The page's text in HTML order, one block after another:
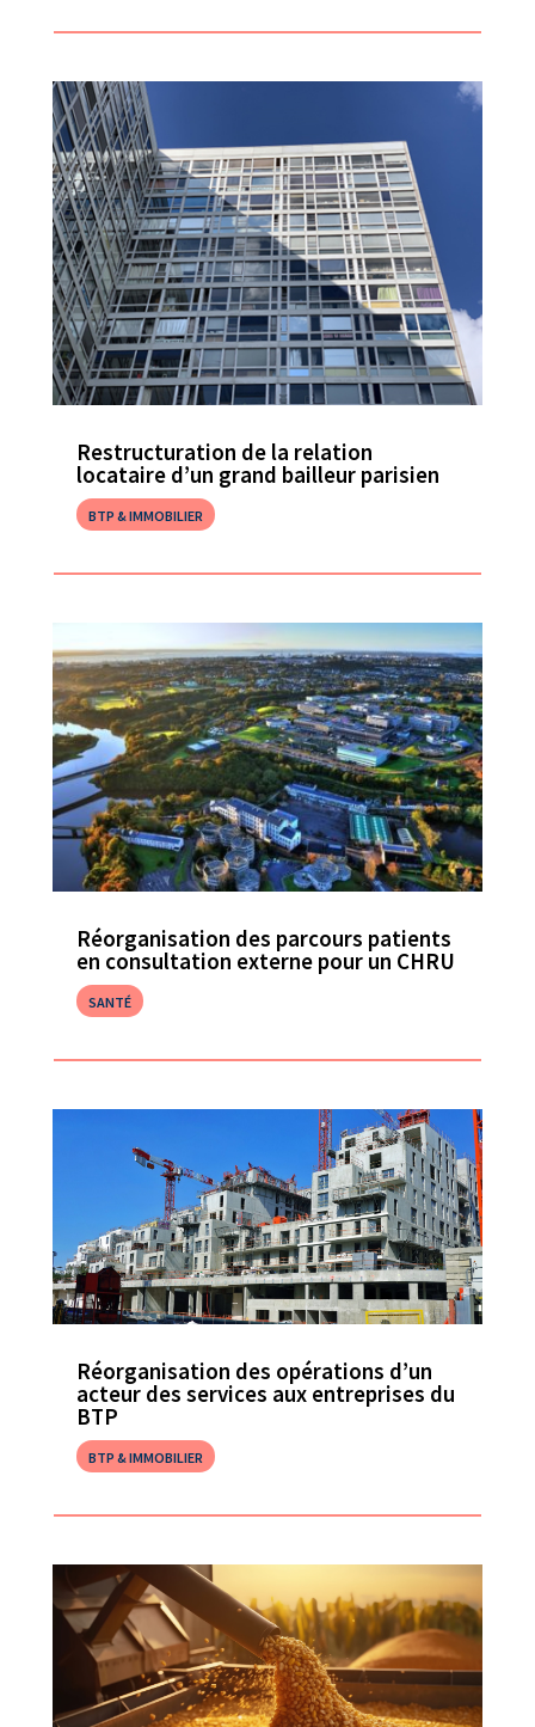
Restructuration de la relation
locataire d’un grand bailleur parisien
BTP & IMMOBILIER
Réorganisation des parcours patients
en consultation externe pour un CHRU
SANTÉ
Réorganisation des opérations d’un
acteur des services aux entreprises du
BTP
BTP & IMMOBILIER